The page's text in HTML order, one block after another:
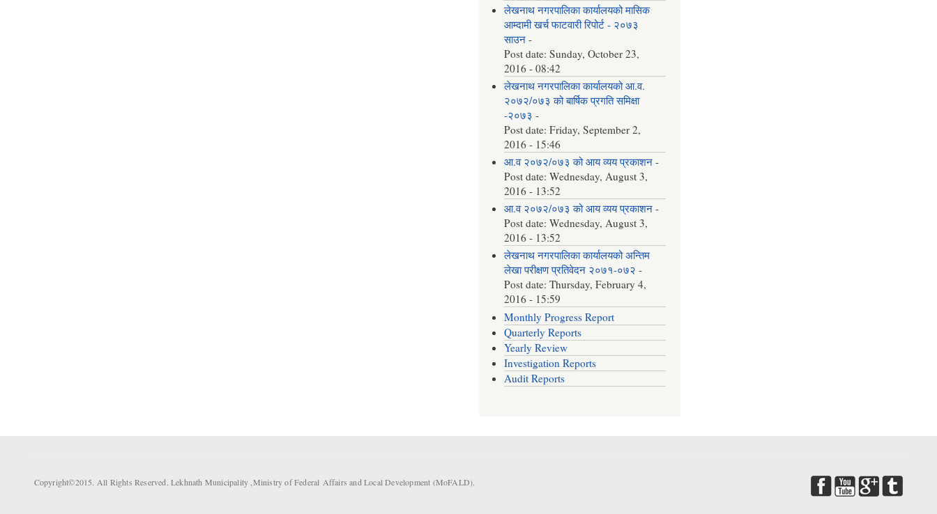
लेखनाथ नगरपालिका कार्यालयको मासिक
आम्दामी खर्च फाटवारी रिपोर्ट - २०७३
साउन-
Post date:Sunday, October 23,
2016 - 08:42
लेखनाथ नगरपालिका कार्यालयको आ.व.
२०७२/०७३ को बार्षिक प्रगति समिक्षा
-२०७३-
Post date:Friday, September 2,
2016 - 15:46
आ.व २०७२/०७३ को आय व्यय प्रकाशन-
Post date:Wednesday, August 3,
2016 - 13:52
आ.व २०७२/०७३ को आय व्यय प्रकाशन-
Post date:Wednesday, August 3,
2016 - 13:52
लेखनाथ नगरपालिका कार्यालयको अन्तिम
लेखा परीक्षण प्रतिवेदन २०७१-०७२ -
Post date:Thursday, February 4,
2016 - 15:59
Monthly Progress Report
Quarterly Reports
Yearly Review
Investigation Reports
Audit Reports
Copyright©2015. All Rights Reserved. Lekhnath Municipality ,Ministry of Federal Affairs and Local Development (MoFALD).